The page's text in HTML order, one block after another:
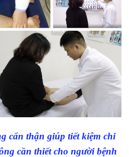
cẩn thận giúp tiết kiệm chi
cần thiết cho người bệnh